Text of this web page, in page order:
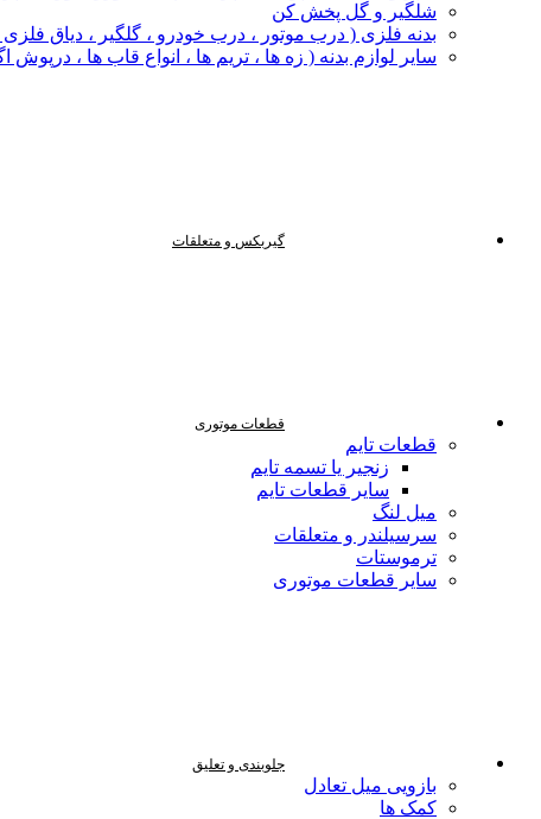
شلگیر و گل‌ پخش‌ کن
بدنه فلزی ( درب موتور ، درب خودرو ، گلگیر ، دیاق فلزی
سایر لوازم بدنه ( زه ها ، تریم ها ، انواع قاب ها ،
گیربکس و متعلقات
قطعات موتوری
قطعات تایم
زنجیر یا تسمه تایم
سایر قطعات تایم
میل لنگ
سرسیلندر و متعلقات
ترموستات
سایر قطعات موتوری
جلوبندی و تعلیق
بازویی میل تعادل
کمک ها